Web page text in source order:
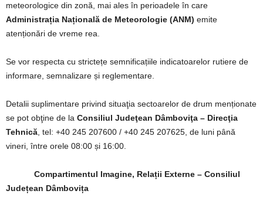
meteorologice din zonă, mai ales în perioadele în care
Administrația Națională de Meteorologie (ANM) emite
atenționări de vreme rea.
Se vor respecta cu strictețe semnificațiile indicatoarelor rutiere de
informare, semnalizare și reglementare.
Detalii suplimentare privind situaţia sectoarelor de drum menționate
se pot obţine de la Consiliul Judeţean Dâmboviţa – Direcţia
Tehnică , tel: +40 245 207600 / +40 245 207625, de luni până
vineri, între orele 08:00 și 16:00.
Compartimentul Imagine, Relații Externe – Consiliul
Județean Dâmbovița